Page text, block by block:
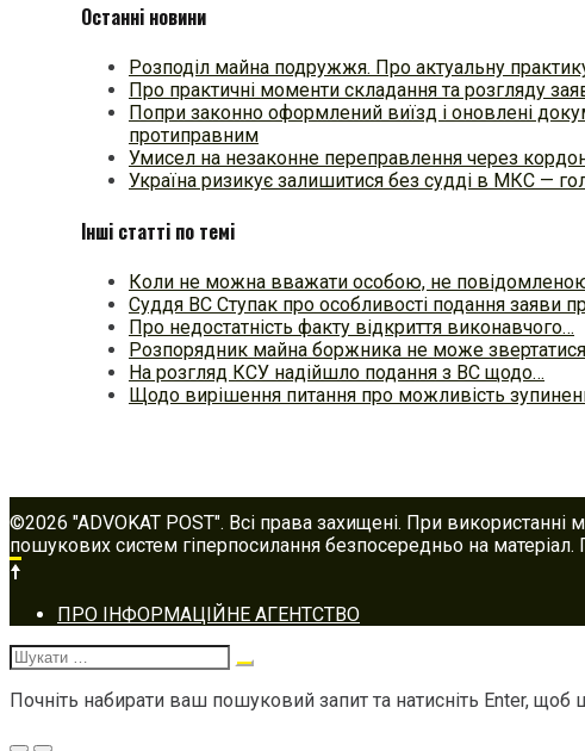
Останні новини
Розподіл майна подружжя. Про актуальну
Про практичні моменти складання та розгляду
Попри законно оформлений виїзд і оновлені
протиправним
Умисел на незаконне переправлення через
Україна ризикує залишитися без судді в МКС —
Інші статті по темі
Коли не можна вважати особою, не
Суддя ВС Ступак про особливості подання заяви
Про недостатність факту відкриття виконавчого…
Розпорядник майна боржника не може звертатися
На розгляд КСУ надійшло подання з ВС щодо…
Щодо вирішення питання про можливість
©2026 "ADVOKAT POST". Всі права захищені. При
пошукових систем гіперпосилання безпосередньо на
Footer
navigation
ПРО ІНФОРМАЦІЙНЕ АГЕНТСТВО
Шукати:
Почніть набирати ваш пошуковий запит та натисніть Enter, щоб